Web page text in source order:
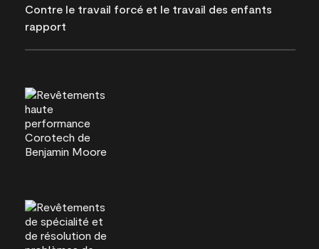
Contre le travail forcé et le travail des enfants
rapport